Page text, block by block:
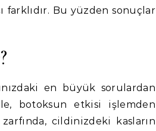
farklıdır. Bu yüzden sonuçlar
en büyük sorulardan
botoksun etkisi işlemden
cildinizdeki kasların